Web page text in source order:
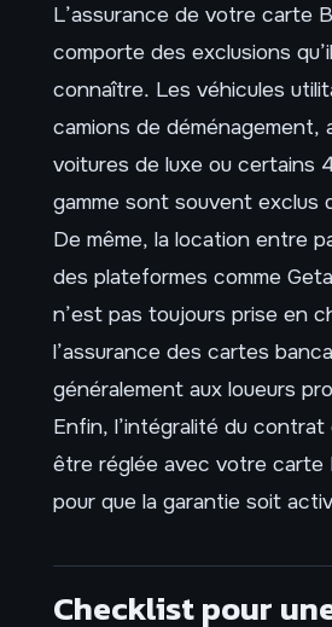
L’assurance de votre carte
comporte des exclusions
connaître. Les véhicules
camions de déménagement,
voitures de luxe ou certains
gamme sont souvent exclus
De même, la location entre
des plateformes comme
n’est pas toujours prise en
l’assurance des cartes
généralement aux loueurs
Enfin, l’intégralité du
être réglée avec votre carte
pour que la garantie soit
Checklist pour